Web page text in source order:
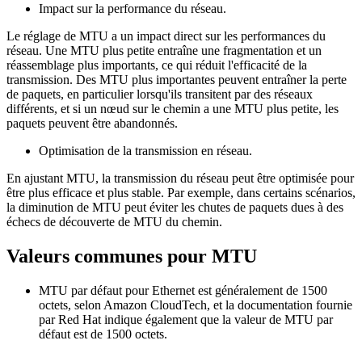
Impact sur la performance du réseau.
Le réglage de MTU a un impact direct sur les performances du
réseau. Une MTU plus petite entraîne une fragmentation et un
réassemblage plus importants, ce qui réduit l'efficacité de la
transmission. Des MTU plus importantes peuvent entraîner la perte
de paquets, en particulier lorsqu'ils transitent par des réseaux
différents, et si un nœud sur le chemin a une MTU plus petite, les
paquets peuvent être abandonnés.
Optimisation de la transmission en réseau.
En ajustant MTU, la transmission du réseau peut être optimisée pour
être plus efficace et plus stable. Par exemple, dans certains scénarios,
la diminution de MTU peut éviter les chutes de paquets dues à des
échecs de découverte de MTU du chemin.
Valeurs communes pour MTU
MTU par défaut pour Ethernet est généralement de 1500
octets, selon Amazon CloudTech, et la documentation fournie
par Red Hat indique également que la valeur de MTU par
défaut est de 1500 octets.